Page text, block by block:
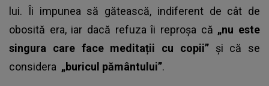
lui. Îi impunea să gătească, indiferent de cât de
obosită era, iar dacă refuza îi reproșa că „nu este
singura care face meditații cu copii” și că se
considera „buricul pământului”.